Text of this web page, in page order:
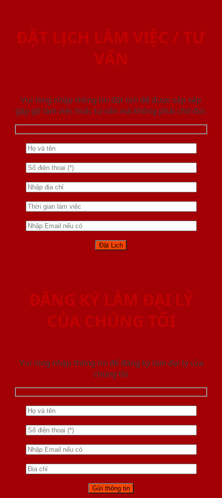
ĐẶT LỊCH LÀM VIỆC / TƯ
VẤN
Vui lòng nhập thông tin đặt lịch để được sắp xếp
gặp gỡ làm việc hoăc tư vấn mà không phải chờ đợi.
ĐĂNG KÝ LÀM ĐẠI LÝ
CỦA CHÚNG TÔI
Vui lòng nhập thông tin để đăng ký làm đại lý của
chúng tôi